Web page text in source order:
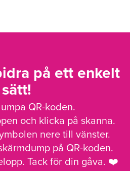
på ett enkelt
sätt!
QR-koden.
och klicka på skanna.
nere till vänster.
på QR-koden.
Tack för din gåva. ❤️